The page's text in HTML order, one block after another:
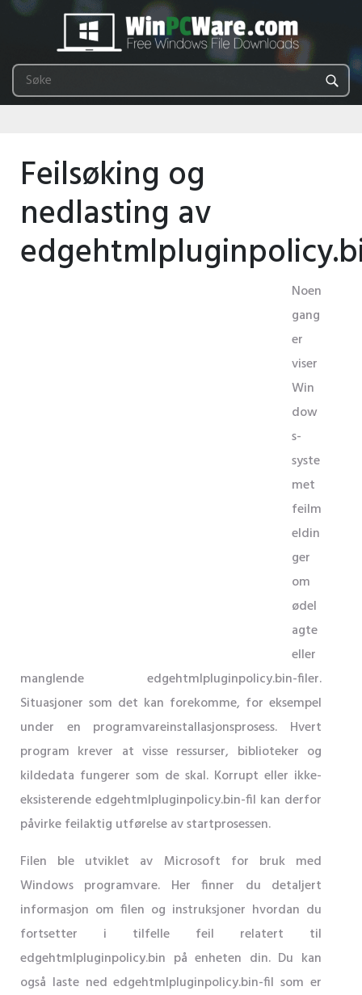
Feilsøking og
nedlasting av
Noen
gang
er
viser
Win
dow
s-
syste
met
feilm
eldin
ger
om
ødel
agte
eller
manglende edgehtmlpluginpolicy.bin-filer.
Situasjoner som det kan forekomme, for eksempel
under en programvareinstallasjonsprosess. Hvert
program krever at visse ressurser, biblioteker og
kildedata fungerer som de skal. Korrupt eller ikke-
eksisterende edgehtmlpluginpolicy.bin-fil kan derfor
påvirke feilaktig utførelse av startprosessen.
Filen ble utviklet av Microsoft for bruk med
Windows programvare. Her finner du detaljert
informasjon om filen og instruksjoner hvordan du
fortsetter i tilfelle feil relatert til
edgehtmlpluginpolicy.bin på enheten din. Du kan
også laste ned edgehtmlpluginpolicy.bin-fil som er